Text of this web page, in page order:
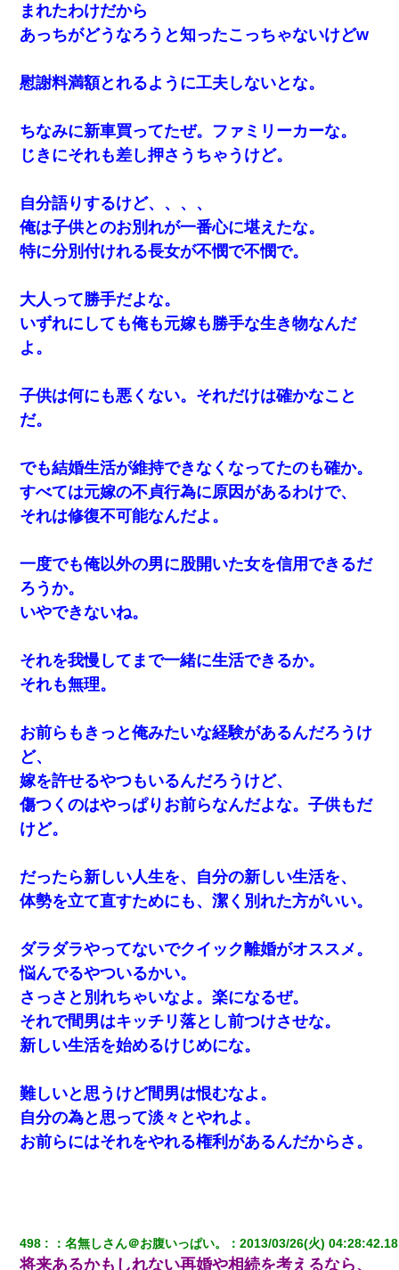
まれたわけだから
あっちがどうなろうと知ったこっちゃないけどw
慰謝料満額とれるように工夫しないとな。
ちなみに新車買ってたぜ。ファミリーカーな。
じきにそれも差し押さうちゃうけど。
自分語りするけど、、、、
俺は子供とのお別れが一番心に堪えたな。
特に分別付けれる長女が不憫で不憫で。
大人って勝手だよな。
いずれにしても俺も元嫁も勝手な生き物なんだ
よ。
子供は何にも悪くない。それだけは確かなこと
だ。
でも結婚生活が維持できなくなってたのも確か。
すべては元嫁の不貞行為に原因があるわけで、
それは修復不可能なんだよ。
一度でも俺以外の男に股開いた女を信用できるだ
ろうか。
いやできないね。
それを我慢してまで一緒に生活できるか。
それも無理。
お前らもきっと俺みたいな経験があるんだろうけ
ど、
嫁を許せるやつもいるんだろうけど、
傷つくのはやっぱりお前らなんだよな。子供もだ
けど。
だったら新しい人生を、自分の新しい生活を、
体勢を立て直すためにも、潔く別れた方がいい。
ダラダラやってないでクイック離婚がオススメ。
悩んでるやついるかい。
さっさと別れちゃいなよ。楽になるぜ。
それで間男はキッチリ落とし前つけさせな。
新しい生活を始めるけじめにな。
難しいと思うけど間男は恨むなよ。
自分の為と思って淡々とやれよ。
お前らにはそれをやれる権利があるんだからさ。
498 ：名無しさん＠お腹いっぱい。 ：2013/03/26(火)
将来あるかもしれない再婚や相続を考えるなら、